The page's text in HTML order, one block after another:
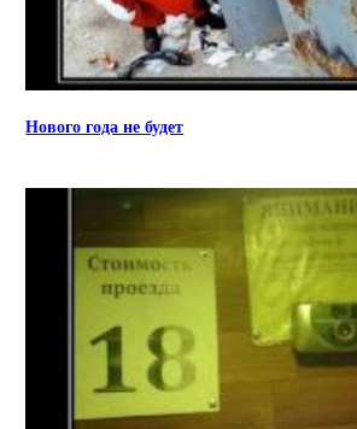
Нового года не будет